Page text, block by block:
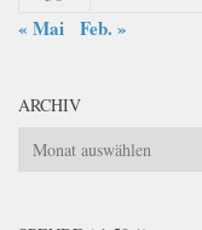
« Mai Feb. »
ARCHIV
Archiv